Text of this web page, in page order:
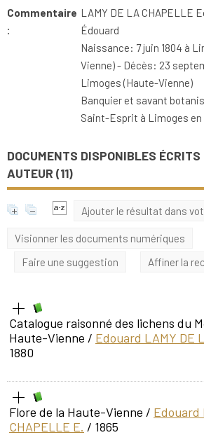
Commentaire
:
LAMY DE LA CHAPELLE
Édouard
Naissance: 7 juin 1804 à
Vienne) - Décès: 23
Limoges (Haute-Vienne)
Banquier et savant
Saint-Esprit à Limoges en
DOCUMENTS DISPONIBLES ÉCRITS
AUTEUR (11)
Ajouter le résultat dans
Visionner les documents numériques
Faire une suggestion
Affiner la
Catalogue raisonné des lichens du
Haute-Vienne / Edouard LAMY DE
1880
Flore de la Haute-Vienne / Edouard
CHAPELLE E. / 1865